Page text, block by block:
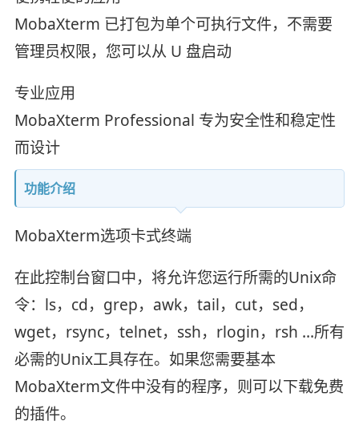
MobaXterm 已打包为单个可执行文件，不需要
管理员权限，您可以从 U 盘启动
专业应用
MobaXterm Professional 专为安全性和稳定性
而设计
功能介绍
MobaXterm选项卡式终端
在此控制台窗口中，将允许您运行所需的Unix命
令：ls，cd，grep，awk，tail，cut，sed，
wget，rsync，telnet，ssh，rlogin，rsh ...所有
必需的Unix工具存在。如果您需要基本
MobaXterm文件中没有的程序，则可以下载免费
的插件。